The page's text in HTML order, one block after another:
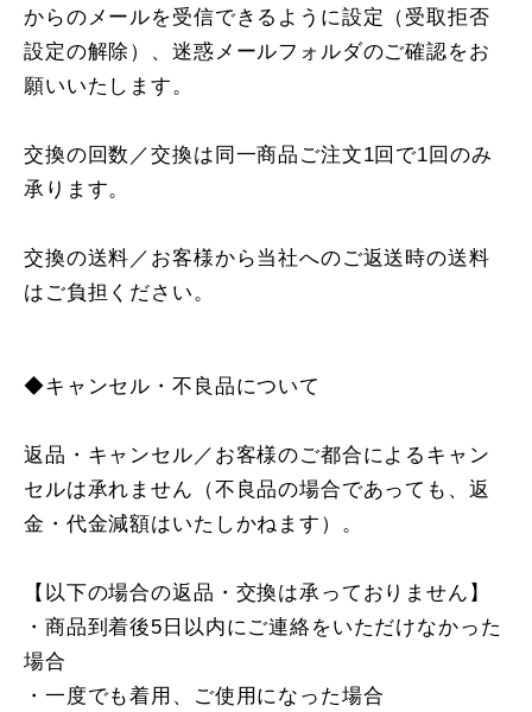
からのメールを受信できるように設定（受取拒否
設定の解除）、迷惑メールフォルダのご確認をお
願いいたします。
交換の回数／交換は同一商品ご注文1回で1回のみ
承ります。
交換の送料／お客様から当社へのご返送時の送料
はご負担ください。
◆キャンセル・不良品について
返品・キャンセル／お客様のご都合によるキャン
セルは承れません（不良品の場合であっても、返
金・代金減額はいたしかねます）。
【以下の場合の返品・交換は承っておりません】
・商品到着後5日以内にご連絡をいただけなかった
場合
・一度でも着用、ご使用になった場合